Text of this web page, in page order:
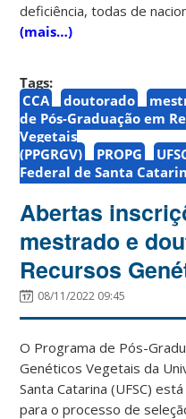
deficiência, todas de
(mais…)
Tags:
CCA
doutorado
de Pós-Graduação em
Vegetais
(PPGRGV)
PROPG
Federal de Santa
Abertas
mestrado e
Recursos
08/11/2022 09:45
O Programa de Pós-
Genéticos Vegetaisda
Santa Catarina (UFSC)
para o processo de